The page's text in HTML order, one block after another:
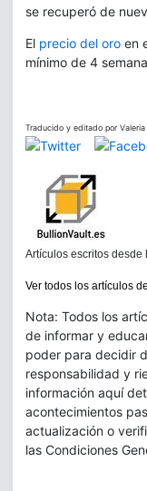
se recuperó de
El precio del oro en
mínimo de 4
Traducido y editado por
Artículos escritos
Ver todos los artículos de
Nota: Todos los
de informar y
poder para decidir
responsabilidad y
información aquí
acontecimientos
actualización o
las Condiciones